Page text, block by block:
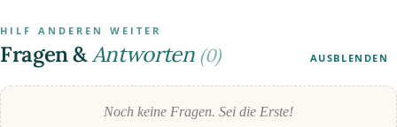
HILF ANDEREN WEITER
Fragen &Antworten (0) AUSBLENDEN
Noch keine Fragen. Sei die Erste!